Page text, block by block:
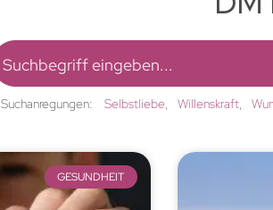
Suchanregungen: Selbstliebe Willenskraft
GESUNDHEIT